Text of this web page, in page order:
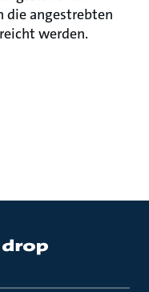
die angestrebten
werden.